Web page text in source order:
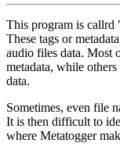
This program is callrd
These tags or
audio files data. Most
metadata, while
data.
Sometimes, even file
It is then difficult to
where Metatogger